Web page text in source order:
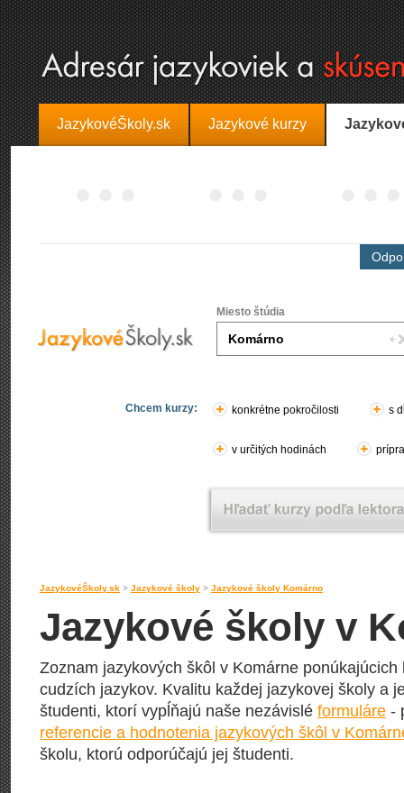
JazykovéŠkoly.sk Jazykové kurzy
Miesto štúdia
Chcem kurzy: konkrétne pokročilosti s
v určitých hodinách
JazykovéŠkoly.sk > Jazykové školy > Jazykové školy Komárno
Jazykové školy v
Zoznam jazykových škôl v Komárne
cudzích jazykov. Kvalitu každej jazykovej školy a
študenti, ktorí vypĺňajú naše nezávislé formuláre -
referencie a hodnotenia jazykových škôl v
školu, ktorú odporúčajú jej študenti.